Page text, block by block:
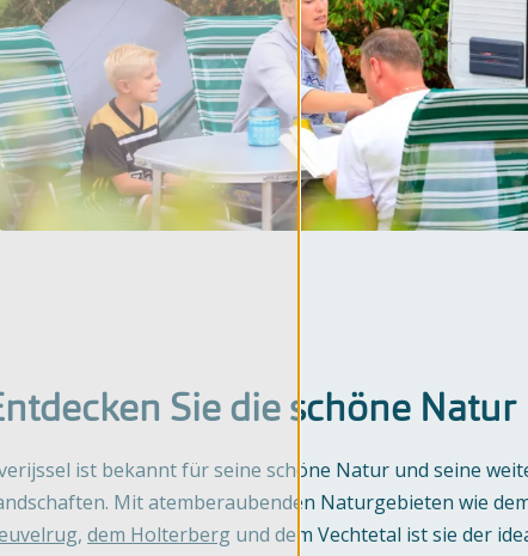
Sie die schöne Natur
ist bekannt für seine schöne Natur und seine
Mit atemberaubenden Naturgebieten wie
, dem Holterberg und dem Vechtetal ist sie der